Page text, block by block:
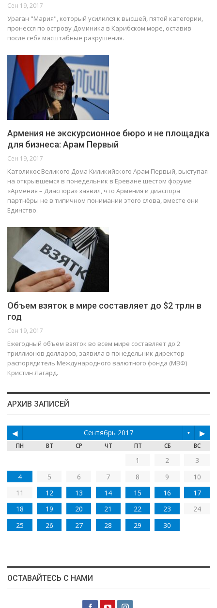
Сен 19, 2017
Ураган "Мария", который усилился к высшей, пятой категории,
пронесся по острову Доминика в Карибском море, оставив
после себя масштабные разрушения.
Армения не экскурсионное бюро и не площадка
для бизнеса: Арам Первый
Сен 19, 2017
Католикос Великого Дома Киликийского Арам Первый, выступая
на открывшемся в понедельник в Ереване шестом форуме
«Армения – Диаспора» заявил, что Армения и диаспора
партнёры не в типичном понимании этого слова, вместе они
Единство.
Объем взяток в мире составляет до $2 трлн в
год
Сен 19, 2017
Ежегодный объем взяток во всем мире составляет до 2
триллионов долларов, заявила в понедельник директор-
распорядитель Международного валютного фонда (МВФ)
Кристин Лагард.
АРХИВ ЗАПИСЕЙ
◀ Сентябрь 2017 ▼ ▶
ПН ВТ СР ЧТ ПТ СБ ВС
1 2
3
4
5 6 7 8 9
10
11
12 13 14 15 16
17
18
19 20 21 22 23
24
25
26 27 28 29 30
ОСТАВАЙТЕСЬ С НАМИ